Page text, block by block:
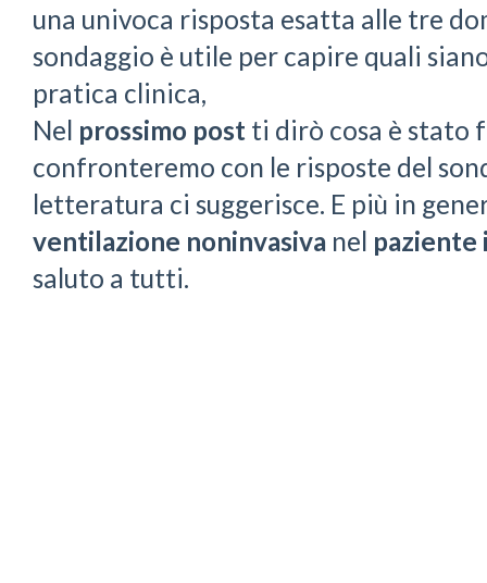
una univoca risposta esatta alle tre
sondaggio è utile per capire quali
pratica clinica,
Nel prossimo post ti dirò cosa è stato
confronteremo con le risposte del
letteratura ci suggerisce. E più in
ventilazione noninvasiva nel paziente
saluto a tutti.